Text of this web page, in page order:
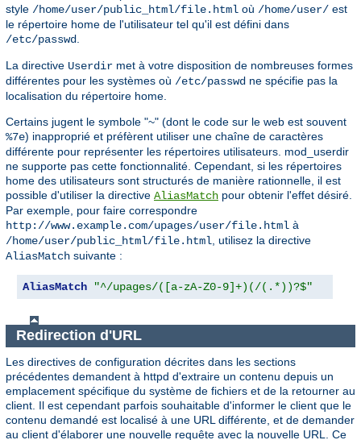
style /home/user/public_html/file.html où /home/user/ est
le répertoire home de l'utilisateur tel qu'il est défini dans
/etc/passwd
La directive Userdir met à votre disposition de nombreuses formes
différentes pour les systèmes où /etc/passwd ne spécifie pas la
localisation du répertoire home.
Certains jugent le symbole "~" (dont le code sur le web est souvent
%7e) inapproprié et préfèrent utiliser une chaîne de caractères
différente pour représenter les répertoires utilisateurs. mod_userdir
ne supporte pas cette fonctionnalité. Cependant, si les répertoires
home des utilisateurs sont structurés de manière rationnelle, il est
possible d'utiliser la directive AliasMatch pour obtenir l'effet désiré.
Par exemple, pour faire correspondre
http://www.example.com/upages/user/file.html à
/home/user/public_html/file.html , utilisez la directive
AliasMatch suivante :
AliasMatch "^/upages/([a-zA-Z0-9]+)(/(.*))?$"
Redirection d'URL
Les directives de configuration décrites dans les sections
précédentes demandent à httpd d'extraire un contenu depuis un
emplacement spécifique du système de fichiers et de la retourner au
client. Il est cependant parfois souhaitable d'informer le client que le
contenu demandé est localisé à une URL différente, et de demander
au client d'élaborer une nouvelle requête avec la nouvelle URL. Ce